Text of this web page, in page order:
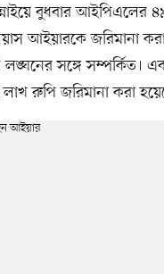
বুধবার আইপিএলের
আইয়ারকে জরিমানা
লঙ্ঘনের সঙ্গে সম্পর্কিত।
রুপি জরিমানা করা